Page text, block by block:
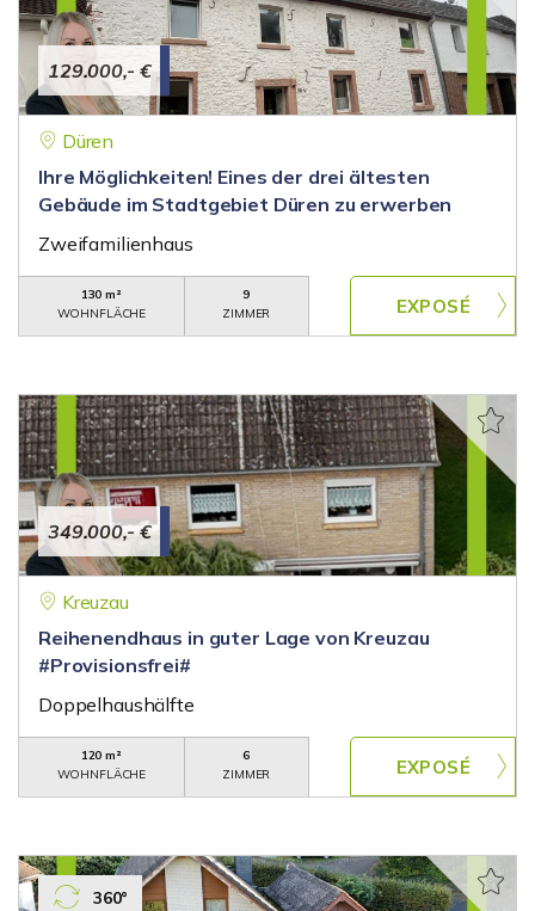
129.000,- €
Düren
Ihre Möglichkeiten! Eines der drei ältesten
Gebäude im Stadtgebiet Düren zu erwerben
Zweifamilienhaus
130 m²
WOHNFLÄCHE
9
ZIMMER
349.000,- €
Kreuzau
Reihenendhaus in guter Lage von Kreuzau
#Provisionsfrei#
Doppelhaushälfte
120 m²
WOHNFLÄCHE
6
ZIMMER
360°